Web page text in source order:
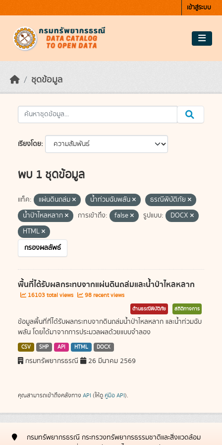
เข้าสู่ระบบ
ชุดข้อมูล
เรียงโดย
พบ 1 ชุดข้อมูล
แท็ค: แผ่นดินถล่ม น้ำท่วมฉับพลัน
ธรณีพิบัติภัย
น้ำป่าไหลหลาก
การเข้าถึง: false รูปแบบ:
DOCX
HTML
กรองผลลัพธ์
พื้นที่ได้รับผลกระทบจากแผ่นดินถล่มและน้ำป่าไหลหลาก
16103 total views 98 recent views
ด้านธรณีพิบัติภัย สถิติทางการ
ข้อมูลพื้นที่ที่ได้รับผลกระทบจากดินถล่มน้ำป่าไหลหลาก และน้ำท่วมฉับ
พลัน โดยได้มาจากการประมวลผลด้วยแบบจำลอง
CSV SHP API HTML DOCX
กรมทรัพยากรธรณี 26 มีนาคม 2569
คุณสามารถเข้าถึงคลังทาง API (ให้ดู คู่มือ API).
กรมทรัพยากรธรณี กระทรวงทรัพยากรธรรมชาติและสิ่งแวดล้อม